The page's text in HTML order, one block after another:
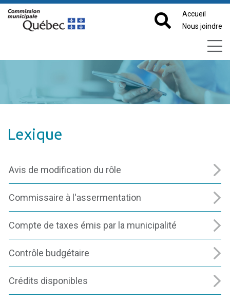
Accueil
Nous joindre
Lexique
Avis de modification du rôle
Commissaire à l'assermentation
Compte de taxes émis par la municipalité
Contrôle budgétaire
Crédits disponibles